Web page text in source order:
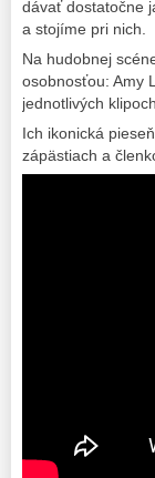
dávať dostatočne
a stojíme pri nich.
Na hudobnej
osobnosťou: Amy
jednotlivých klipoch.
Ich ikonická
zápästiach a